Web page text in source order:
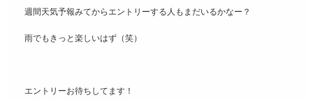
週間天気予報みてからエントリーする人もまだいるかなー？
雨でもきっと楽しいはず（笑）
エントリーお待ちしてます！